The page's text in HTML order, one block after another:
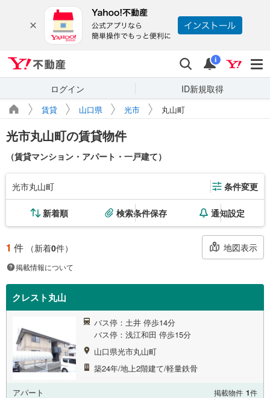
検索 通知
i
ログイン ID新規取得
賃貸 山口県 光市 丸山町
光市丸山町の賃貸物件
（賃貸マンション・アパート・一戸建て）
光市丸山町 条件変更
新着順 検索条件保存 通知設定
1 件 （新着0件） 地図表示
掲載情報について
クレスト丸山
バス停：土井 停歩14分
バス停：浅江和田 停歩15分
山口県光市丸山町
築24年/地上2階建て/軽量鉄骨
アパート 掲載物件 1件